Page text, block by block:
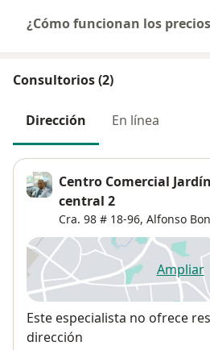
¿Cómo funcionan los
Consultorios (2)
Dirección En línea
Centro Comercial
central 2
Cra. 98 # 18-96, Alfonso
Ampliar
se
Disponibilidad
Este especialista no ofrece
dirección